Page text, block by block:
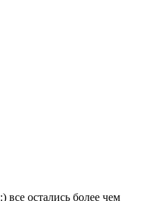
остались более чем